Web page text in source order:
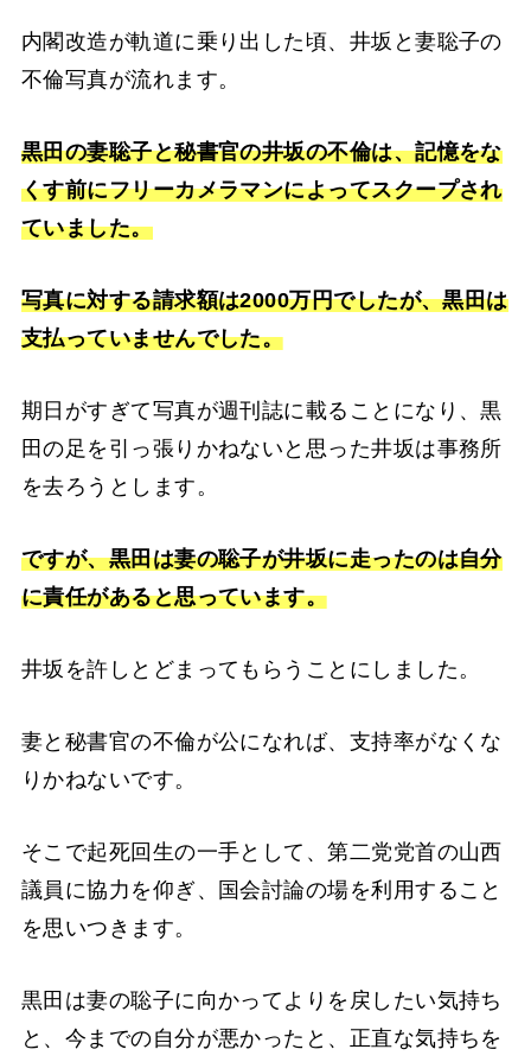
内閣改造が軌道に乗り出した頃、井坂と妻聡子の
不倫写真が流れます。
黒田の妻聡子と秘書官の井坂の不倫は、記憶をな
くす前にフリーカメラマンによってスクープされ
ていました。
写真に対する請求額は2000万円でしたが、黒田は
支払っていませんでした。
期日がすぎて写真が週刊誌に載ることになり、黒
田の足を引っ張りかねないと思った井坂は事務所
を去ろうとします。
ですが、黒田は妻の聡子が井坂に走ったのは自分
に責任があると思っています。
井坂を許しとどまってもらうことにしました。
妻と秘書官の不倫が公になれば、支持率がなくな
りかねないです。
そこで起死回生の一手として、第二党党首の山西
議員に協力を仰ぎ、国会討論の場を利用すること
を思いつきます。
黒田は妻の聡子に向かってよりを戻したい気持ち
と、今までの自分が悪かったと、正直な気持ちを